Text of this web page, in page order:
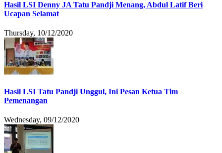
Hasil LSI Denny JA Tatu Pandji Menang, Abdul Latif Beri
Ucapan Selamat
Thursday, 10/12/2020
Hasil LSI Tatu Pandji Unggul, Ini Pesan Ketua Tim
Pemenangan
Wednesday, 09/12/2020